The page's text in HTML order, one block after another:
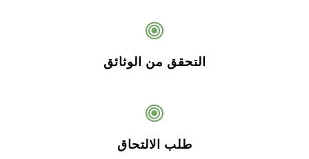
التحقق من الوثائق
طلب الالتحاق